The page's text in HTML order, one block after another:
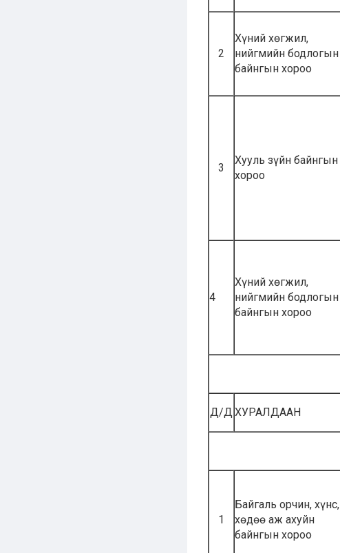
2
Хүний хөгжил,
нийгмийн бодлогын
байнгын хороо
3
Хууль зүйн байнгын
хороо
4
Хүний хөгжил,
нийгмийн бодлогын
байнгын хороо
Д/ДХУРАЛДААН
1
Байгаль орчин, хүнс,
хөдөө аж ахуйн
байнгын хороо